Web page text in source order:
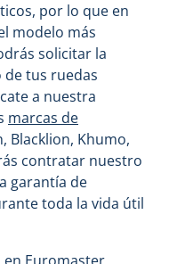
por lo que en
modelo más
solicitar la
tus ruedas
a nuestra
marcas de
Blacklion, Khumo,
contratar nuestro
garantía de
toda la vida útil